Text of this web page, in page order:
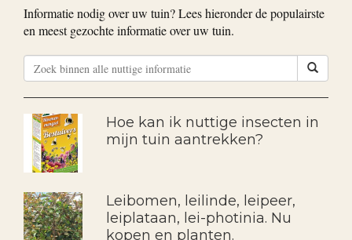
Informatie nodig over uw tuin? Lees hieronder de populairste
en meest gezochte informatie over uw tuin.
Hoe kan ik nuttige insecten in
mijn tuin aantrekken?
Leibomen, leilinde, leipeer,
leiplataan, lei-photinia. Nu
kopen en planten.